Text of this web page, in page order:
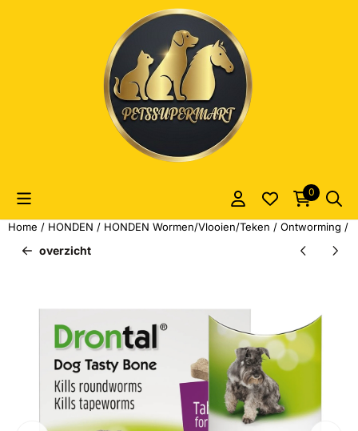
Cookievoorkeuren zijn momenteel gesloten.
0
Home / HONDEN / HONDEN Wormen/Vlooien/Teken / Ontworming /
overzicht